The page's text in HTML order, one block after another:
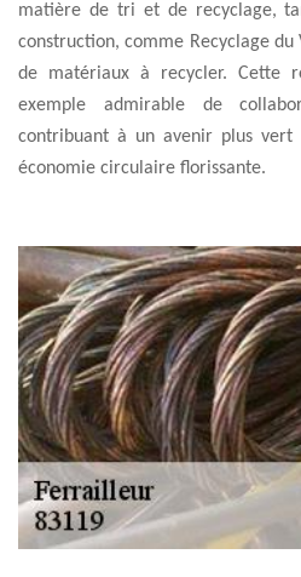
matière de tri et de recyclage,
construction, comme Recyclage
de matériaux à recycler. Cette
exemple admirable de
contribuant à un avenir plus
économie circulaire florissante.